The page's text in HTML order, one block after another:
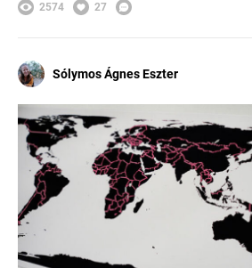
2574 27
Sólymos Ágnes Eszter